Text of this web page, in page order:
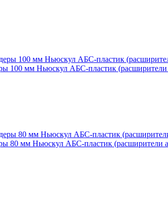
100 мм Ньюскул АБС-пластик (расширители
80 мм Ньюскул АБС-пластик (расширители